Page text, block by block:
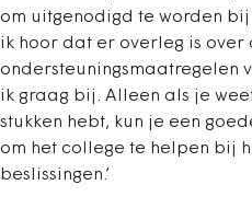
om uitgenodigd te worden bij
ik hoor dat er overleg is over
ondersteuningsmaatregelen
ik graag bij. Alleen als je
stukken hebt, kun je een
om het college te helpen bij
beslissingen.’